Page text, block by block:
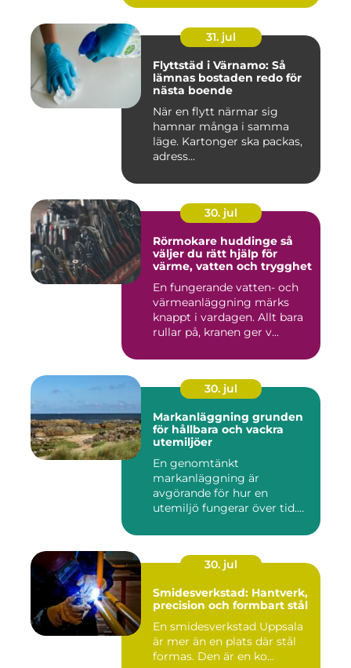
31. jul
Flyttstäd i Värnamo: Så
lämnas bostaden redo för
nästa boende
När en flytt närmar sig
hamnar många i samma
läge. Kartonger ska packas,
adress...
30. jul
Rörmokare huddinge så
väljer du rätt hjälp för
värme, vatten och trygghet
En fungerande vatten- och
värmeanläggning märks
knappt i vardagen. Allt bara
rullar på, kranen ger v...
30. jul
Markanläggning grunden
för hållbara och vackra
utemiljöer
En genomtänkt
markanläggning är
avgörande för hur en
utemiljö fungerar över tid.
30. jul
Smidesverkstad: Hantverk,
precision och formbart stål
En smidesverkstad Uppsala
är mer än en plats där stål
formas. Den är en ko...